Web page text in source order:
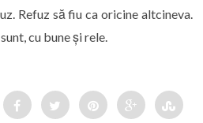
Refuz să fiu ca oricine altcineva.
cu bune și rele.